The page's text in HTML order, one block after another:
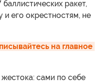
ракет,
его окрестностям, не
на главное
сами по себе